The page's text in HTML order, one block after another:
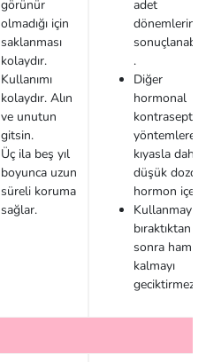
görünür
olmadığı için
saklanması
kolaydır.
Kullanımı
kolaydır. Alın
ve unutun
gitsin.
Üç ila beş yıl
boyunca uzun
süreli koruma
sağlar.
adet
dönemlerinle
.
Diğer
hormonal
kontraseptif
yöntemlere
kıyasla daha
düşük dozda
hormon
Kullanmayı
bıraktıktan
sonra hamile
kalmayı
geciktirmez.